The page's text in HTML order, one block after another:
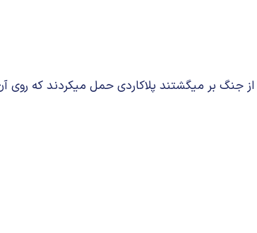
جنگ بر میگشتند پلاکاردی حمل میکردند که روی